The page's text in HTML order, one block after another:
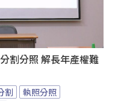
割分照 解長年產權難
割
執照分照